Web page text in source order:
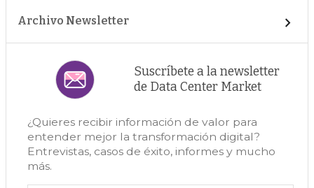
Archivo Newsletter
Suscríbete a la newsletter
de Data Center Market
¿Quieres recibir información de valor para
entender mejor la transformación digital?
Entrevistas, casos de éxito, informes y mucho
más.